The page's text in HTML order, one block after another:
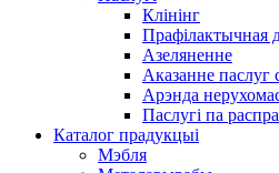
Клінінг
Прафілактычная
Азеляненне
Аказанне паслуг
Арэнда
Паслугі па
Каталог прадукцыі
Мэбля